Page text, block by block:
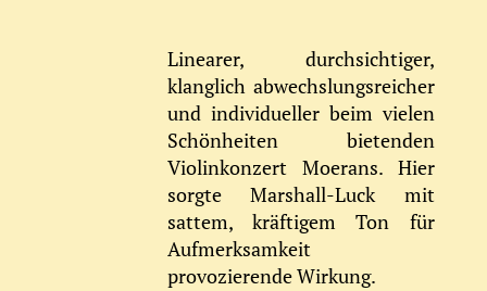
Linearer, durchsichtiger,
klanglich abwechslungsreicher
und individueller beim vielen
Schönheiten bietenden
Violinkonzert Moerans. Hier
sorgte Marshall-Luck mit
sattem, kräftigem Ton für
Aufmerksamkeit
provozierende Wirkung.